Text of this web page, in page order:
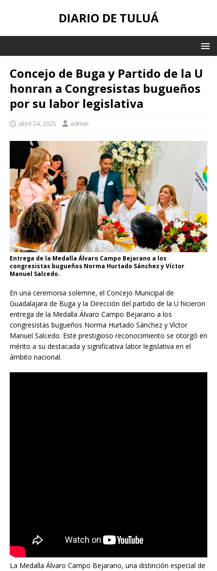
DIARIO DE TULUÁ
Concejo de Buga y Partido de la U
honran a Congresistas bugueños
por su labor legislativa
abril 24, 2025 admin
Entrega de la Medalla Álvaro Campo Bejarano a los
congresistas bugueños Norma Hurtado Sánchez y Víctor
Manuel Salcedo.
En una ceremonia solemne, el Concejo Municipal de
Guadalajara de Buga y la Dirección del partido de la U hicieron
entrega de la Medalla Álvaro Campo Bejarano a los
congresistas bugueños Norma Hurtado Sánchez y Víctor
Manuel Salcedo. Este prestigioso reconocimiento se otorgó en
mérito a su destacada y significativa labor legislativa en el
ámbito nacional.
La Medalla Álvaro Campo Bejarano, una distinción especial de